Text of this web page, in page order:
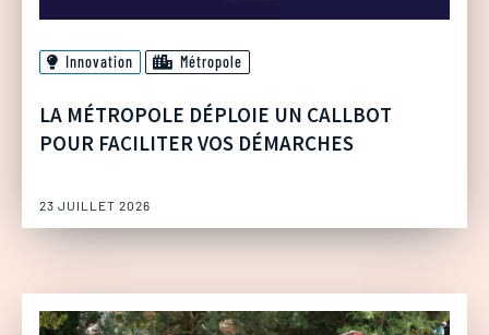
Innovation Métropole
LA MÉTROPOLE DÉPLOIE UN CALLBOT
POUR FACILITER VOS DÉMARCHES
23 JUILLET 2026